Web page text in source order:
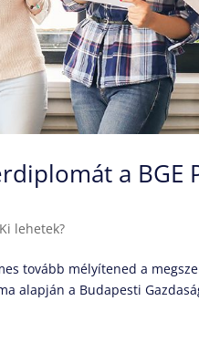
a BGE
Ki lehetek?
tovább mélyítened a
alapján a Budapesti